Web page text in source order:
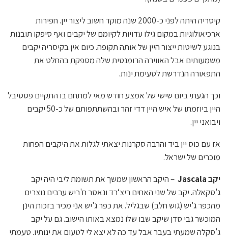
קיסריה היתה לפני כ-2000 שנה מוקד חשוב ליצור יין. חפירות
ארכיאולוגיות במקום גילו עדויות לקיומם של יקבים ואף סיפקו תובנות
בנוגע לשיטות ייצור היין של אותה תקופה. כיום אין בקיסריה יקבים
משמעותים אבל האווירה הרומנטית שלה מספקת בהחלט את
התפאורה הנדרשת לטעימת ינות.
וכך הגעתי ביום שישי של אמצע חודש מאי למתחם בו התקיים פסטיבל
היין ביוזמתו של איש היין דדי זהר ובהשתתפותם של כ-50 יקבים
ויבואני יין.
אז עם כוס יין ביד והרבה סקרנות יצאתי לגלות את היקבים הפחות
מוכרים של ישראל.
יקבJascala – היקב הראשון שמשך את תשומת ליבי היה יקב
ג'סקאלה. יקב של שני האחים ריצ‘רד ונאסר ח'ריש ערבים נוצרים
מהכפר ג'יש (גוש חלב) שבגליל. את כפר ג'יש אני מכיר בזכות הינן
המוכשר גבי סדן שיקב שבו שלו נמצא באותו הישוב. גם על יקב
ג'סקלה שמעתי בעבר אבל עד כה לא יצא לי לטעום את ינותיו. טעמתי